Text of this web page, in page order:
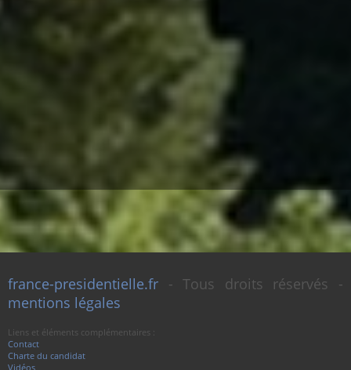
france-presidentielle.fr - Tous droits réservés -
mentions légales
Liens et éléments complémentaires :
Contact
Charte du candidat
Vidéos